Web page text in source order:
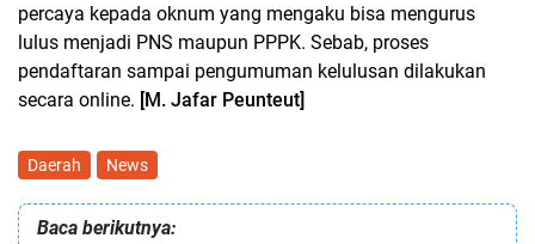
percaya kepada oknum yang mengaku bisa mengurus
lulus menjadi PNS maupun PPPK. Sebab, proses
pendaftaran sampai pengumuman kelulusan dilakukan
secara online. [M. Jafar Peunteut]
Daerah News
Baca berikutnya: